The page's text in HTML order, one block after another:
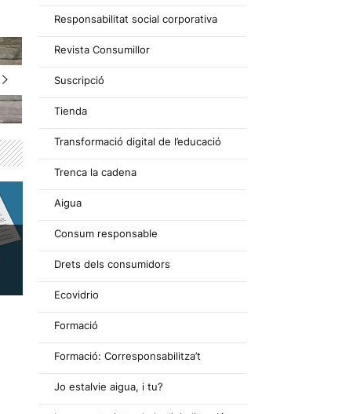
Responsabilitat social corporativa
Revista Consumillor
Suscripció
Tienda
Transformació digital de l’educació
Trenca la cadena
Aigua
Consum responsable
Drets dels consumidors
Ecovidrio
Formació
Formació: Corresponsabilitza’t
Jo estalvie aigua, i tu?